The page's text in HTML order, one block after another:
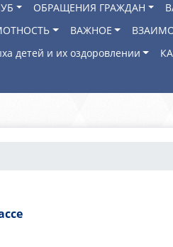
ОБРАЩЕНИЯ ГРАЖДАН
ВАЖНОЕ
детей и их оздоровлении